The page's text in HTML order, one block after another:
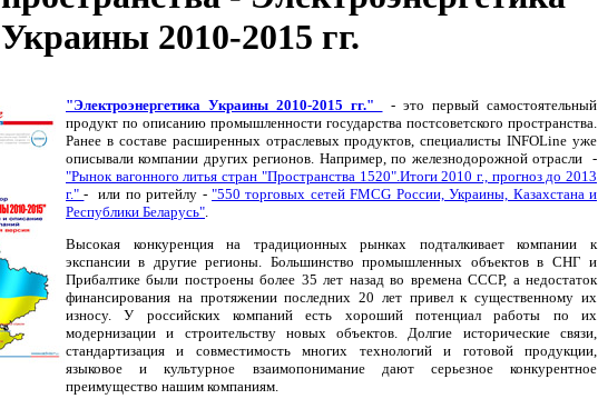
Украины 2010-2015 гг.
"Электроэнергетика Украины 2010-2015 гг."
- это первый самостоятельный
продукт по описанию промышленности государства постсоветского пространства.
Ранее в составе расширенных отраслевых продуктов, специалисты INFOLine уже
описывали компании других регионов. Например, по железнодорожной отрасли -
"Рынок вагонного литья стран "Пространства 1520".Итоги 2010 г., прогноз до 2013
г."- или по ритейлу -"550 торговых сетей FMCG России, Украины, Казахстана и
Республики Беларусь".
Высокая конкуренция на традиционных рынках подталкивает компании к
экспансии в другие регионы. Большинство промышленных объектов в СНГ и
Прибалтике были построены более 35 лет назад во времена СССР, а недостаток
финансирования на протяжении последних 20 лет привел к существенному их
износу. У российских компаний есть хороший потенциал работы по их
модернизации и строительству новых объектов. Долгие исторические связи,
стандартизация и совместимость многих технологий и готовой продукции,
языковое и культурное взаимопонимание дают серьезное конкурентное
преимущество нашим компаниям.